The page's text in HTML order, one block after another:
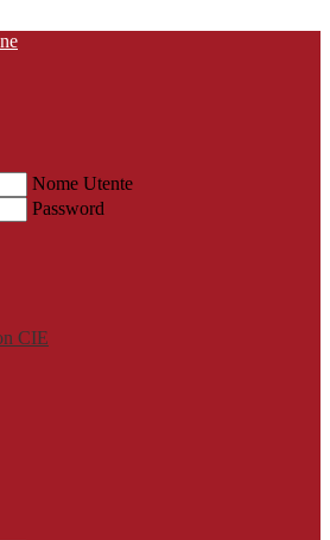
Nome Utente
Password
CIE